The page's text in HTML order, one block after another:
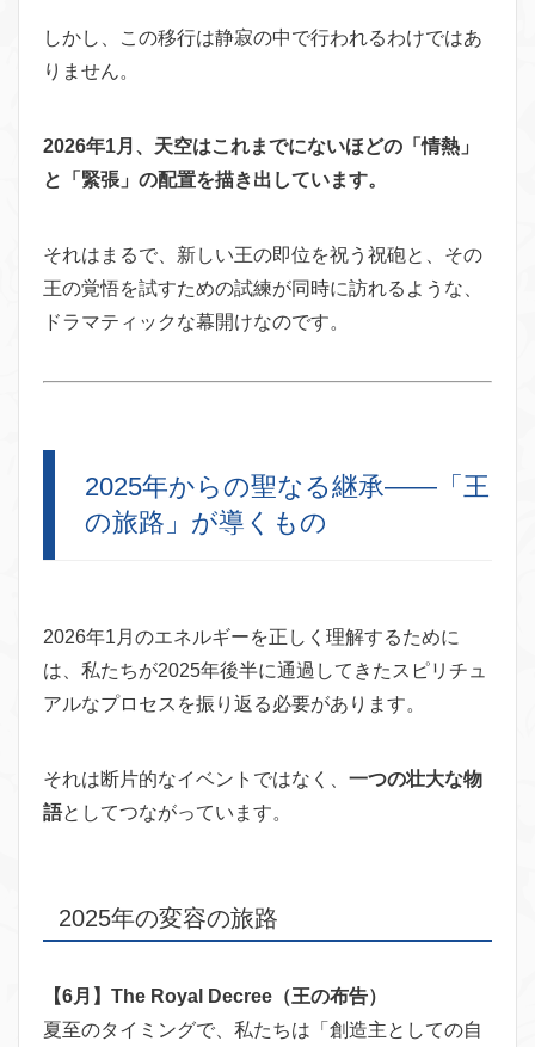
しかし、この移行は静寂の中で行われるわけではあ
りません。
2026年1月、天空はこれまでにないほどの「情熱」
と「緊張」の配置を描き出しています。
それはまるで、新しい王の即位を祝う祝砲と、その
王の覚悟を試すための試練が同時に訪れるような、
ドラマティックな幕開けなのです。
2025年からの聖なる継承——「王
の旅路」が導くもの
2026年1月のエネルギーを正しく理解するために
は、私たちが2025年後半に通過してきたスピリチュ
アルなプロセスを振り返る必要があります。
それは断片的なイベントではなく、 一つの壮大な物
語としてつながっています。
2025年の変容の旅路
【6月】The Royal Decree（王の布告）
夏至のタイミングで、私たちは「創造主としての自